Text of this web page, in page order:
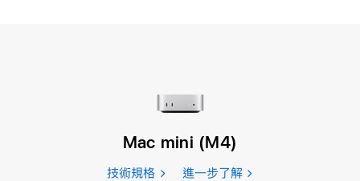
Mac mini (M4)
技術規格 進一步了解